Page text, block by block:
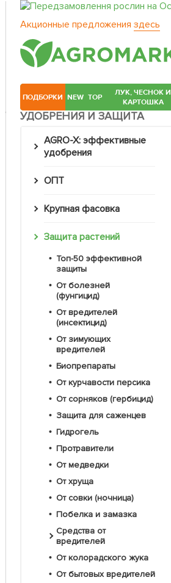
Акционные предложения здесь
ПОДБОРКИ NEW TOP
ЛУК, ЧЕСНОК И
КАРТОШКА
УДОБРЕНИЯ И ЗАЩИТА
AGRO-X: эффективные
удобрения
ОПТ
Крупная фасовка
Защита растений
Топ-50 эффективной
защиты
От болезней
(фунгицид)
От вредителей
(инсектицид)
От зимующих
вредителей
Биопрепараты
От курчавости персика
От сорняков (гербицид)
Защита для саженцев
Гидрогель
Протравители
От медведки
От хруща
От совки (ночница)
Побелка и замазка
Средства от
вредителей
От колорадского жука
От бытовых вредителей